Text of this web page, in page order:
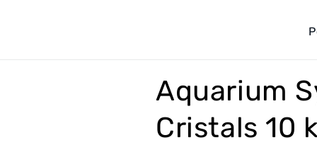
P
s
/
Aquarium
Cristals 10